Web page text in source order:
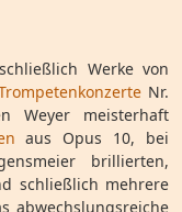
Werke von
Nr.
Weyer meisterhaft
aus Opus 10, bei
brillierten,
schließlich mehrere
abwechslungsreiche